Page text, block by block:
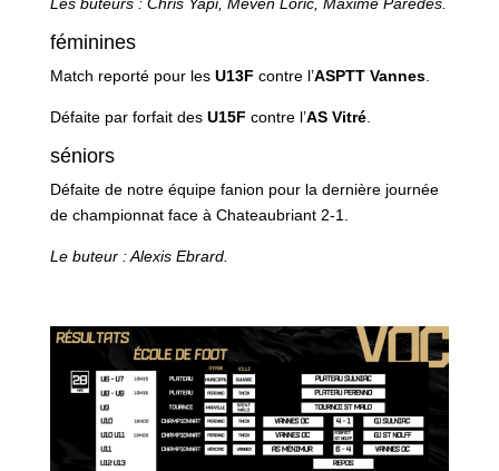
féminines
Match reporté pour les U13F contre l’ASPTT Vannes.
Défaite par forfait des U15F contre l’AS Vitré.
séniors
Défaite de notre équipe fanion pour la dernière journée
de championnat face à Chateaubriant 2-1.
Le buteur : Alexis Ebrard.